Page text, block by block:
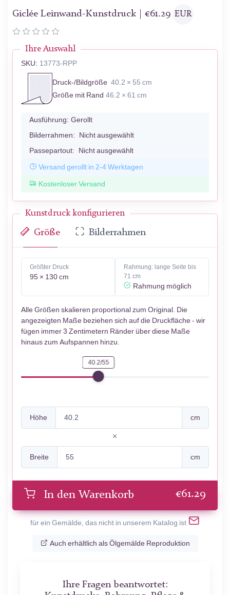
Giclée Leinwand-Kunstdruck | €61.29 EUR
Ihre Auswahl
SKU: 13773-RPP
Druck-/Bildgröße 40.2 × 55 cm
Größe mit Rand 46.2 × 61 cm
Ausführung: Gerollt
Bilderrahmen: Nicht ausgewählt
Passepartout: Nicht ausgewählt
Versand gerollt in 2-4 Werktagen
Kostenloser Versand
Kunstdruck konfigurieren
Größe Bilderrahmen
Größter Druck
95 × 130 cm
Rahmung: lange Seite bis
71 cm
Rahmung möglich
Alle Größen skalieren proportional zum Original. Die
angezeigten Maße beziehen sich auf die Druckfläche - wir
fügen immer 3 Zentimetern Ränder über diese Maße
hinaus zum Aufspannen hinzu.
40.2/55
Höhe cm
Breite cm
In den Warenkorb €61.29
für ein Gemälde, das nicht in unserem Katalog ist
Auch erhältlich als Ölgemälde Reproduktion
Ihre Fragen beantwortet: